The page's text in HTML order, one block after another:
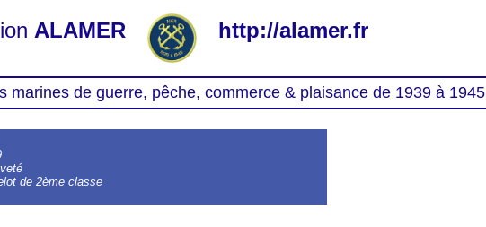
ALAMER http://alamer.fr
marines de guerre, pêche, commerce & plaisance de 1939 à 1945
de 2ème classe